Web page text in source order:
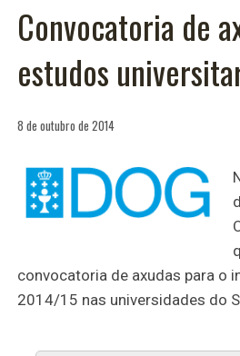
Convocatoria de
estudos
8 de outubro de 2014
convocatoria de axudas para o
2014/15 nas universidades do